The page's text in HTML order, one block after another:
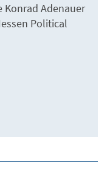
Konrad Adenauer
Political